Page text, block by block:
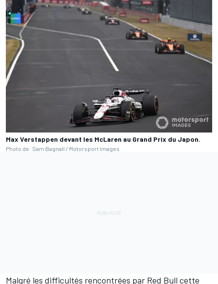
Max Verstappen devant les McLaren au Grand Prix du Japon.
Photo de: Sam Bagnall / Motorsport Images
Malgré les difficultés rencontrées par Red Bull cette